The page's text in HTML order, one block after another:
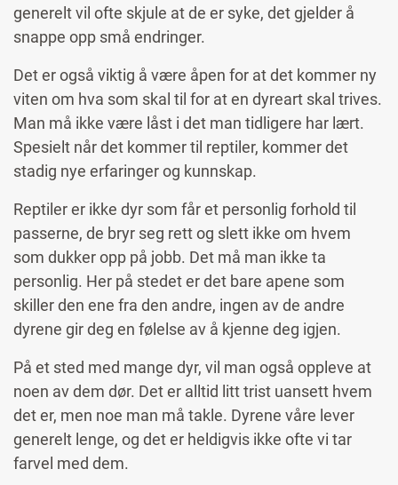
generelt vil ofte skjule at de er syke, det gjelder å
snappe opp små endringer.
Det er også viktig å være åpen for at det kommer ny
viten om hva som skal til for at en dyreart skal trives.
Man må ikke være låst i det man tidligere har lært.
Spesielt når det kommer til reptiler, kommer det
stadig nye erfaringer og kunnskap.
Reptiler er ikke dyr som får et personlig forhold til
passerne, de bryr seg rett og slett ikke om hvem
som dukker opp på jobb. Det må man ikke ta
personlig. Her på stedet er det bare apene som
skiller den ene fra den andre, ingen av de andre
dyrene gir deg en følelse av å kjenne deg igjen.
På et sted med mange dyr, vil man også oppleve at
noen av dem dør. Det er alltid litt trist uansett hvem
det er, men noe man må takle. Dyrene våre lever
generelt lenge, og det er heldigvis ikke ofte vi tar
farvel med dem.